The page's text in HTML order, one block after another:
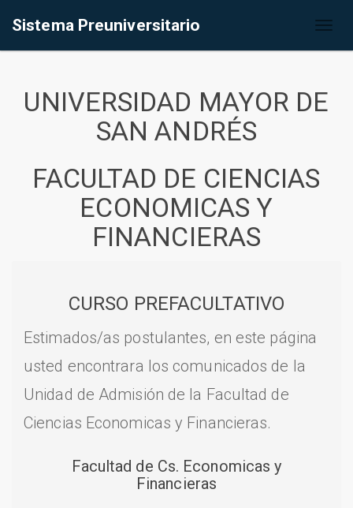
Sistema Preuniversitario
UNIVERSIDAD MAYOR DE
SAN ANDRÉS
FACULTAD DE CIENCIAS
ECONOMICAS Y
FINANCIERAS
CURSO PREFACULTATIVO
Estimados/as postulantes, en este página
usted encontrara los comunicados de la
Unidad de Admisión de la Facultad de
Ciencias Economicas y Financieras.
Facultad de Cs. Economicas y
Financieras